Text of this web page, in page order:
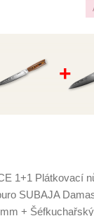
+
1+1 Plátkovací
SUBAJA
+